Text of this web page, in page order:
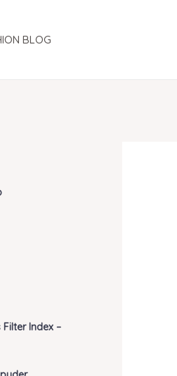
BLOG
Index –